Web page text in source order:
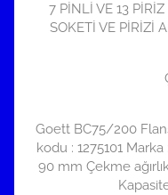
7 PİNLİ VE 13
SOKETİ VE PİRİZİ
Goett BC75/200
kodu : 1275101
90 mm Çekme